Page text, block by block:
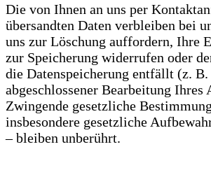
Die von Ihnen an uns per
übersandten Daten verbleiben bei
uns zur Löschung auffordern, Ihre
zur Speicherung widerrufen oder
die Datenspeicherung entfällt (z. B.
abgeschlossener Bearbeitung Ihres
Zwingende gesetzliche
insbesondere gesetzliche
– bleiben unberührt.